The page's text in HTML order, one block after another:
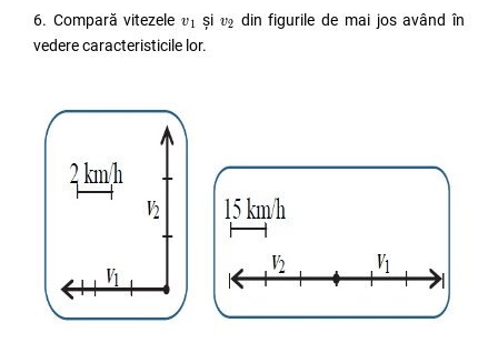
6. Compară vitezelev
v
v1 și v2
v2
v2 din figurile de mai jos având în
vedere caracteristicile lor.